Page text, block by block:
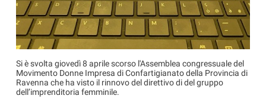
Si è svolta giovedì 8 aprile scorso l'Assemblea congressuale del
Movimento Donne Impresa di Confartigianato della Provincia di
Ravenna che ha visto il rinnovo del direttivo di del gruppo
dell’imprenditoria femminile.